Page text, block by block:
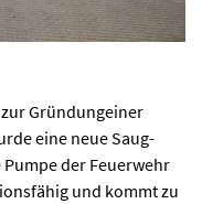
Gründungeiner
eine neue Saug-
der Feuerwehr
und kommt zu